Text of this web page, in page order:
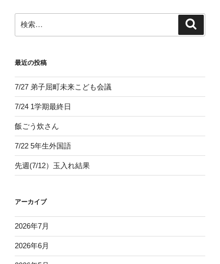
ン
索:
最近の投稿
7/27 弟子屈町未来こども会議
7/24 1学期最終日
飯ごう炊さん
7/22 5年生外国語
先週(7/12）玉入れ結果
アーカイブ
2026年7月
2026年6月